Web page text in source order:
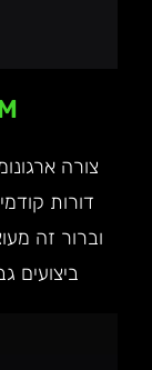
צורה
וברור זה
ביצועים